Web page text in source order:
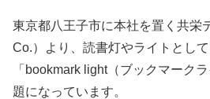
東京都八王子市に本社を置く共栄
Co.）より、読書灯やライトとし
「bookmark light（ブックマーク
題になっています。